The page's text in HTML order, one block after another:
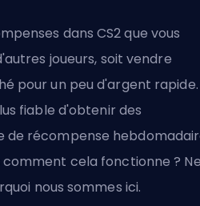
dans CS2 que vous
joueurs, soit vendre
pour un peu d'argent rapide.
fiable d'obtenir des
de récompense
comment cela fonctionne ?
nous sommes ici.